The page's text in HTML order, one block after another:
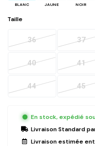
BLANC JAUNE NOIR
Taille
36 37
40 41
44 45
En stock, expédié
Livraison Standard
Livraison estimée